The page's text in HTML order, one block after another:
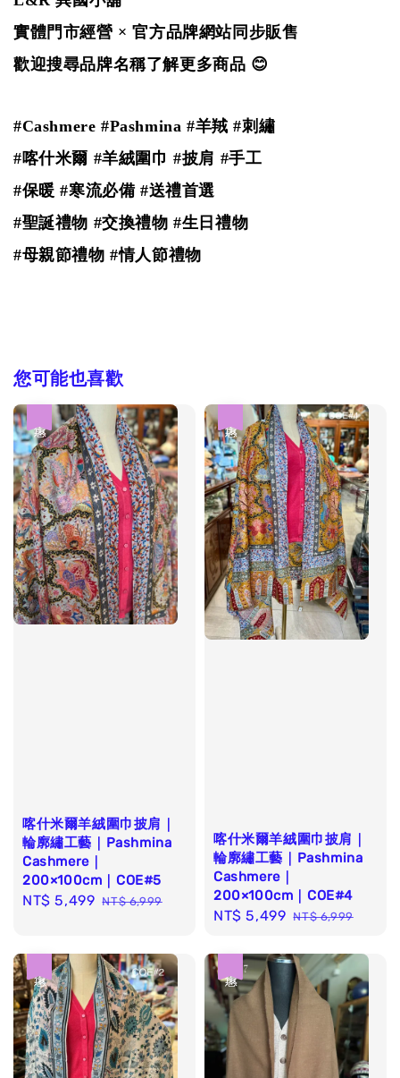
實體門市經營 × 官方品牌網站同步販售
歡迎搜尋品牌名稱了解更多商品 😊
#Cashmere #Pashmina #羊羢#刺繡
#喀什米爾 #羊絨圍巾 #披肩 #手工
#保暖 #寒流必備 #送禮首選
#聖誕禮物 #交換禮物 #生日禮物
#母親節禮物 #情人節禮物
您可能也喜歡
喀什米爾羊絨圍巾披肩｜
輪廓繡工藝｜Pashmina
Cashmere｜
200×100cm｜COE#5
Sale
NT$ 5,499 Regular
NT$ 6,999
喀什米爾羊絨圍巾披肩｜
輪廓繡工藝｜Pashmina
Cashmere｜
200×100cm｜COE#4
Sale
NT$ 5,499 Regular
NT$ 6,999